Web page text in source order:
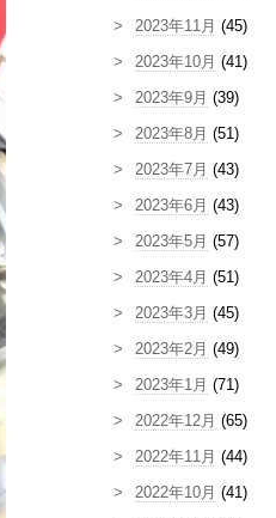
2023年11月 (45)
2023年10月 (41)
2023年9月 (39)
2023年8月 (51)
2023年7月 (43)
2023年6月 (43)
2023年5月 (57)
2023年4月 (51)
2023年3月 (45)
2023年2月 (49)
2023年1月 (71)
2022年12月 (65)
2022年11月 (44)
2022年10月 (41)